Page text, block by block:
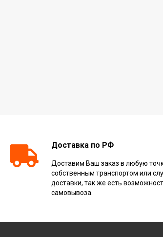
Доставка по РФ
Доставим Ваш заказ в любую
собственным транспортом или
доставки, так же есть
самовывоза.